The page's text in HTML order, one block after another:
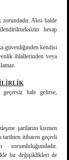
Aksi halde
hesap
güvenliğinden kendisi
ihlallerinden veya
geçersiz hale gelirse,
şartlarını kısmen
tarihten itibaren geçerli
bu değişiklikleri de